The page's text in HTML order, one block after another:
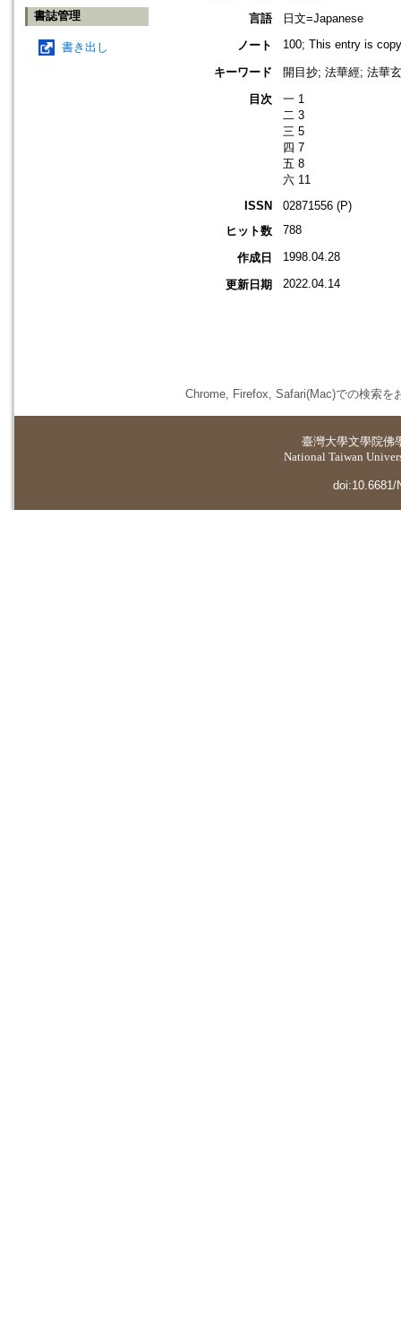
書誌管理
書き出し
言語
日文=Japanese
ノート
100; This entry is
キーワード
開目抄; 法華經; 法華
目次
一 1
二 3
三 5
四 7
五 8
六 11
ISSN
02871556 (P)
ヒット数
788
作成日 1998.04.28
更新日期 2022.04.14
Chrome, Firefox, Safari(Mac)での検索を
臺灣大學文學院佛
National Taiwan
doi:10.6681/